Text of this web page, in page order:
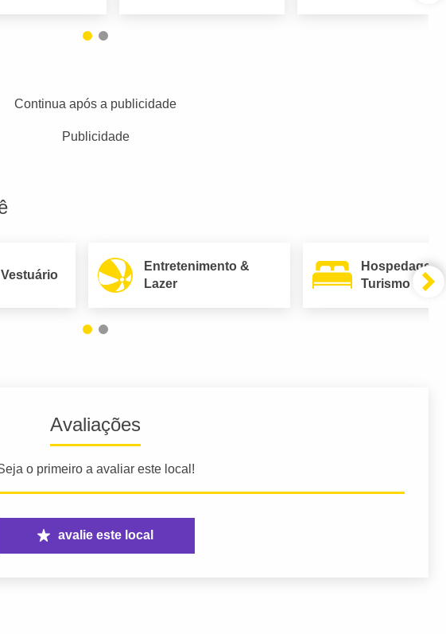
Continua após a publicidade
Publicidade
Vestuário
Entretenimento &
Lazer
Hospedagem
Turismo
Avaliações
o primeiro a avaliar este local!
avalie este local